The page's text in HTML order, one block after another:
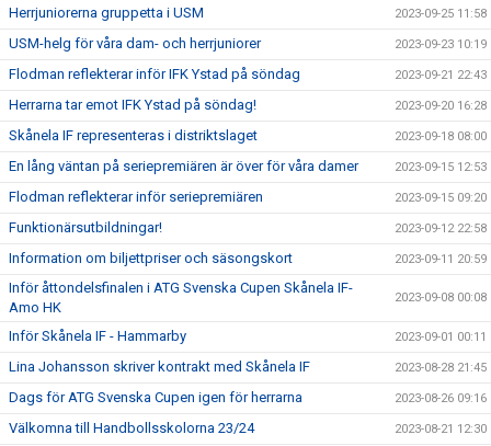
Herrjuniorerna gruppetta i USM 2023-09-25 11:58
USM-helg för våra dam- och herrjuniorer 2023-09-23 10:19
Flodman reflekterar inför IFK Ystad på söndag 2023-09-21 22:43
Herrarna tar emot IFK Ystad på söndag! 2023-09-20 16:28
Skånela IF representeras i distriktslaget 2023-09-18 08:00
En lång väntan på seriepremiären är över för våra damer 2023-09-15 12:53
Flodman reflekterar inför seriepremiären 2023-09-15 09:20
Funktionärsutbildningar! 2023-09-12 22:58
Information om biljettpriser och säsongskort 2023-09-11 20:59
Inför åttondelsfinalen i ATG Svenska Cupen Skånela IF-
Amo HK
2023-09-08 00:08
Inför Skånela IF - Hammarby 2023-09-01 00:11
Lina Johansson skriver kontrakt med Skånela IF 2023-08-28 21:45
Dags för ATG Svenska Cupen igen för herrarna 2023-08-26 09:16
Välkomna till Handbollsskolorna 23/24 2023-08-21 12:30